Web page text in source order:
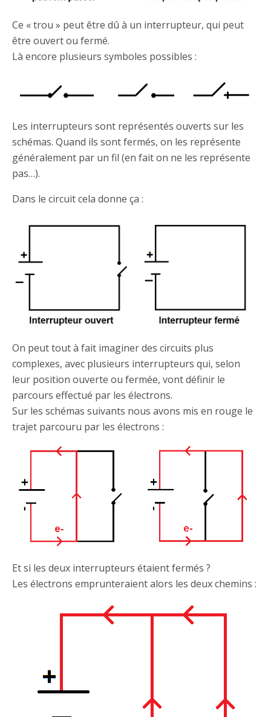
Ce « trou » peut être dû à un interrupteur, qui peut
être ouvert ou fermé.
Là encore plusieurs symboles possibles :
Les interrupteurs sont représentés ouverts sur les
schémas. Quand ils sont fermés, on les représente
généralement par un fil (en fait on ne les représente
pas…).
Dans le circuit cela donne ça :
On peut tout à fait imaginer des circuits plus
complexes, avec plusieurs interrupteurs qui, selon
leur position ouverte ou fermée, vont définir le
parcours effectué par les électrons.
Sur les schémas suivants nous avons mis en rouge le
trajet parcouru par les électrons :
Et si les deux interrupteurs étaient fermés ?
Les électrons emprunteraient alors les deux chemins :